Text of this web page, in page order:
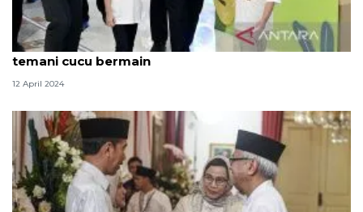
Presiden Jokowi manfaatkan libur Lebaran untuk
temani cucu bermain
12 April 2024